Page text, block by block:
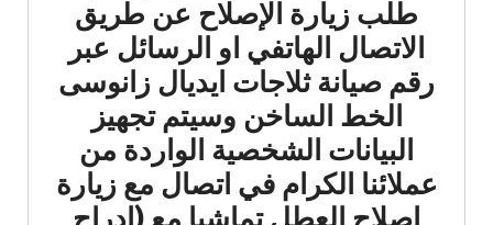
طلب زيارة الإصلاح عن طريق
الاتصال الهاتفي او الرسائل عبر
رقم صيانة ثلاجات ايديال زانوسى
الخط الساخن وسيتم تجهيز
البيانات الشخصية الواردة من
عملائنا الكرام في اتصال مع زيارة